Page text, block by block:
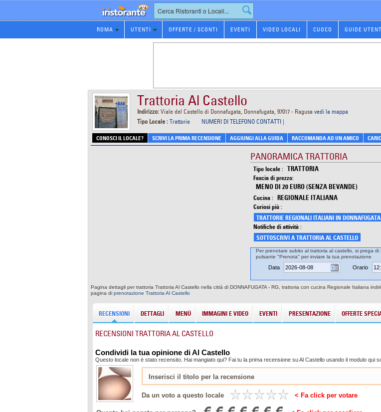
Prenotazione
Ristorante
ROMA UTENTI OFFERTE / SCONTI EVENTI VIDEO LOCALI CUOCO GUIDE
Trattoria Al Castello
Indirizzo: Viale del Castello di Donnafugata, Donnafugata, 97017 - Ragusa vedi la mappa
Tipo Locale : Trattorie NUMERI DI TELEFONO CONTATTI |
CONOSCI IL LOCALE? SCRIVI LA PRIMA RECENSIONE AGGIUNGI ALLA GUIDA RACCOMANDA AD UN AMICO
PANORAMICA TRATTORIA
Tipo locale : TRATTORIA
Fascia di prezzo:
MENO DI 20 EURO (SENZA BEVANDE)
Cucina : REGIONALE ITALIANA
Curiosi più :
TRATTORIE REGIONALI ITALIANI IN DONNAFUGATA
Notifiche di attività :
SOTTOSCRIVI A TRATTORIA AL CASTELLO
Per prenotare subito al trattoria al castello, si prega
pulsante "Prenota" per inviare la tua prenotazione
Data Orario
Pagina dettagli per trattoria Trattoria Al Castello nella città di DONNAFUGATA - RG, trattoria con cucina Regionale Italiana
pagina di prenotazione Trattoria Al Castello
RECENSIONI DETTAGLI MENÙ IMMAGINI E VIDEO EVENTI PRESENTAZIONE OFFERTE
RECENSIONI TRATTORIA AL CASTELLO
Condividi la tua opinione di Al Castello
Questo locale non è stato recensito. Hai mangiato qui? Fai tu la prima recensione su Al Castello usando il modulo qui
Da un voto a questo locale < Fa click per votare